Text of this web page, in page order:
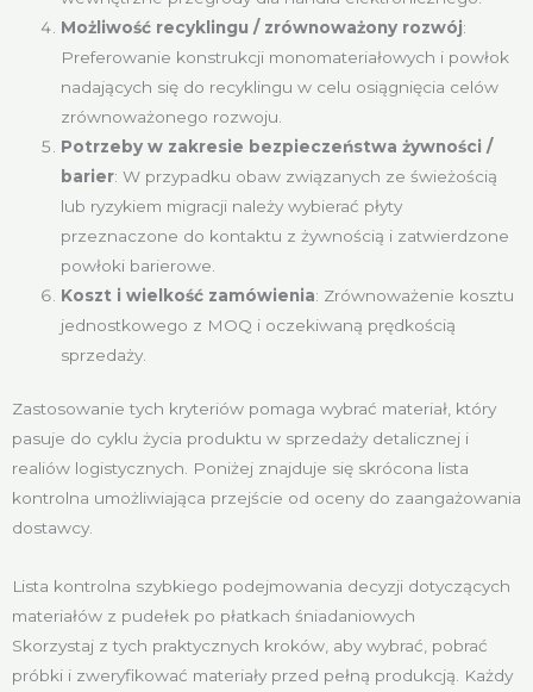
Możliwość recyklingu / zrównoważony rozwój:
Preferowanie konstrukcji monomateriałowych i powłok
nadających się do recyklingu w celu osiągnięcia celów
zrównoważonego rozwoju.
Potrzeby w zakresie bezpieczeństwa żywności /
barier: W przypadku obaw związanych ze świeżością
lub ryzykiem migracji należy wybierać płyty
przeznaczone do kontaktu z żywnością i zatwierdzone
powłoki barierowe.
Koszt i wielkość zamówienia: Zrównoważenie kosztu
jednostkowego z MOQ i oczekiwaną prędkością
sprzedaży.
Zastosowanie tych kryteriów pomaga wybrać materiał, który
pasuje do cyklu życia produktu w sprzedaży detalicznej i
realiów logistycznych. Poniżej znajduje się skrócona lista
kontrolna umożliwiająca przejście od oceny do zaangażowania
dostawcy.
Lista kontrolna szybkiego podejmowania decyzji dotyczących
materiałów z pudełek po płatkach śniadaniowych
Skorzystaj z tych praktycznych kroków, aby wybrać, pobrać
próbki i zweryfikować materiały przed pełną produkcją. Każdy